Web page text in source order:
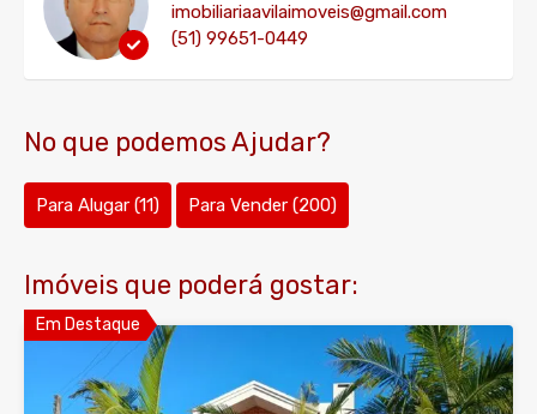
imobiliariaavilaimoveis@gmail.com
(51) 99651-0449
No que podemos Ajudar?
Para Alugar (11) Para Vender (200)
Imóveis que poderá gostar:
Em Destaque